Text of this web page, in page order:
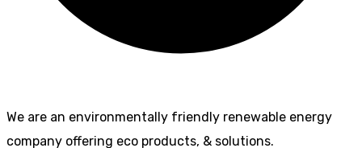
We are an environmentally friendly renewable energy
company offering eco products, & solutions.